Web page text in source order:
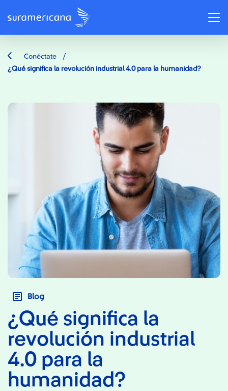
Conéctate /
¿Qué significa la revolución industrial 4.0 para la humanidad?
Blog
¿Qué significa la
revolución industrial
4.0 para la
humanidad?